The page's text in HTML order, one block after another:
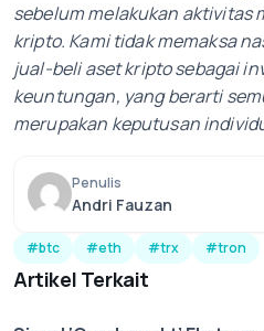
sebelum melakukan aktivitas
kripto. Kami tidak memaksa
jual-beli aset kripto sebagai
keuntungan, yang berarti
merupakan keputusan
Penulis
Andri Fauzan
#btc #eth #trx #tron
Artikel Terkait